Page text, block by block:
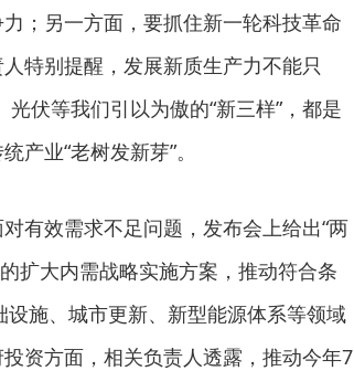
；另一方面，要抓住新一轮科技革命
特别提醒，发展新质生产力不能只
光伏等我们引以为傲的“新三样”，都是
产业“老树发新芽”。
有效需求不足问题，发布会上给出“两
扩大内需战略实施方案，推动符合条
设施、城市更新、新型能源体系等领域
资方面，相关负责人透露，推动今年7